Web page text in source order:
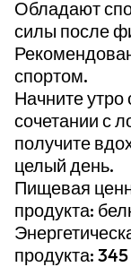
Обладают
силы после
спортом.
Начните
сочетании с
получите
целый день.
Пищевая
продукта:
продукта: